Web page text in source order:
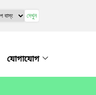
দেখুন
যোগাযোগ